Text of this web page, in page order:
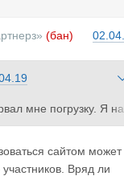
(бан)
мне погрузку. Я на
пор не рассмотрел
так же
сайтом может
Вряд ли